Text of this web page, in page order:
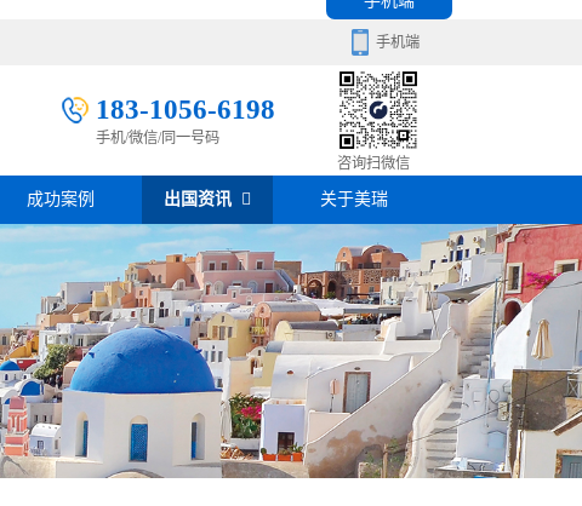
手机端
183-1056-6198
手机/微信/同一号码
咨询扫微信
在线咨询
在线咨询
成功案例 出国资讯
移民百科
房产知识
签证攻略
移民问答
关于美瑞